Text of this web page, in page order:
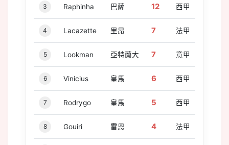
3 Raphinha 巴薩 12 西甲
4 Lacazette 里昂 7 法甲
5 Lookman 亞特蘭大 7 意甲
6 Vinicius 皇馬 6 西甲
7 Rodrygo 皇馬 5 西甲
8 Gouiri 雷恩 4 法甲